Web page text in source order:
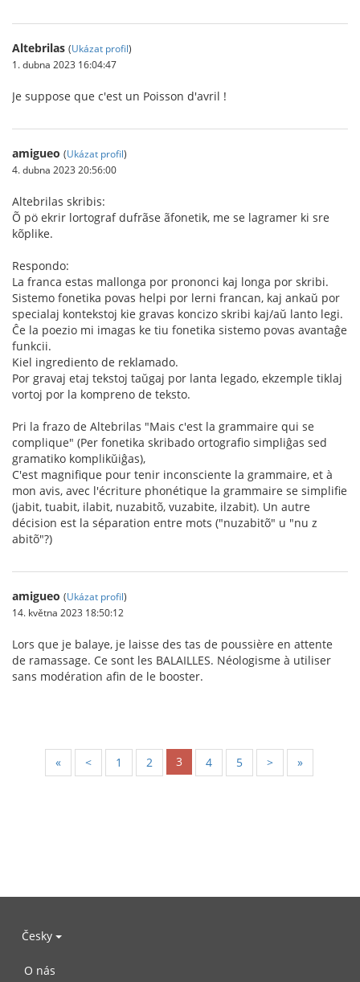
Altebrilas (Ukázat profil)
1. dubna 2023 16:04:47
Je suppose que c'est un Poisson d'avril !
amigueo (Ukázat profil)
4. dubna 2023 20:56:00
Altebrilas skribis:
Õ pö ekrir lortograf dufrãse ãfonetik, me se lagramer ki sre
kõplike.
Respondo:
La franca estas mallonga por prononci kaj longa por skribi.
Sistemo fonetika povas helpi por lerni francan, kaj ankaŭ por
specialaj kontekstoj kie gravas koncizo skribi kaj/aŭ lanto legi.
Ĉe la poezio mi imagas ke tiu fonetika sistemo povas avantaĝe
funkcii.
Kiel ingrediento de reklamado.
Por gravaj etaj tekstoj taŭgaj por lanta legado, ekzemple tiklaj
vortoj por la kompreno de teksto.
Pri la frazo de Altebrilas "Mais c'est la grammaire qui se
complique" (Per fonetika skribado ortografio simpliĝas sed
gramatiko komplikŭiĝas),
C'est magnifique pour tenir inconsciente la grammaire, et à
mon avis, avec l'écriture phonétique la grammaire se simplifie
(jabit, tuabit, ilabit, nuzabitõ, vuzabite, ilzabit). Un autre
décision est la séparation entre mots ("nuzabitõ" u "nu z
abitõ"?)
amigueo (Ukázat profil)
14. května 2023 18:50:12
Lors que je balaye, je laisse des tas de poussière en attente
de ramassage. Ce sont les BALAILLES. Néologisme à utiliser
sans modération afin de le booster.
« < 1 2 3 4 5 > »
Česky
O nás